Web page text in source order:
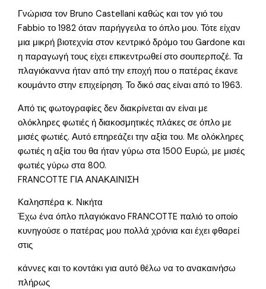
Γνώρισα τον Bruno Castellani καθώς και τον γιό του
Fabbio το 1982 όταν παρήγγειλα το όπλο μου. Τότε είχαν
μια μικρή βιοτεχνία στον κεντρικό δρόμο του Gardone και
η παραγωγή τους είχει επικεντρωθεί στο σουπερποζέ. Τα
πλαγιόκαννα ήταν από την εποχή που ο πατέρας έκανε
κουμάντο στην επιχείρηση. Το δικό σας είναι από το 1963.
Από τις φωτογραφίες δεν διακρίνεται αν είναι με
ολόκληρες φωτιές ή διακοσμητικές πλάκες σε όπλο με
μισές φωτιές. Αυτό επηρεάζει την αξία του. Με ολόκληρες
φωτιές η αξία του θα ήταν γύρω στα 1500 Ευρώ, με μισές
φωτιές γύρω στα 800.
FRANCOTTE ΓΙΑ ΑΝΑΚΑΙΝΙΣΗ
Καλησπέρα κ. Νικήτα
Έχω ένα όπλο πλαγιόκανο FRANCOTTE παλιό το οποίο
κυνηγούσε ο πατέρας μου πολλά χρόνια και έχει φθαρεί
στις
κάννες και το κοντάκι για αυτό θέλω να το ανακαινήσω
πλήρως